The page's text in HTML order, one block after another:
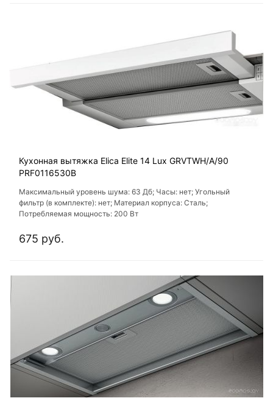
Кухонная вытяжка Elica Elite 14 Lux GRVTWH/A/90
PRF0116530B
Максимальный уровень шума: 63 Дб; Часы: нет; Угольный
фильтр (в комплекте): нет; Материал корпуса: Сталь;
Потребляемая мощность: 200 Вт
675 руб.